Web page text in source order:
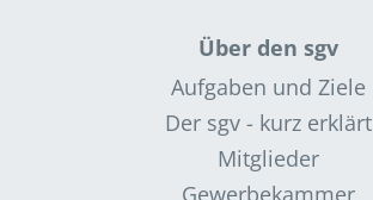
Über den sgv
Aufgaben und Ziele
Der sgv - kurz erklärt
Mitglieder
Gewerbekammer